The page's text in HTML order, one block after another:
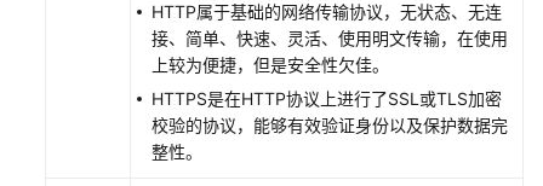
HTTP属于基础的网络传输协议，无状态、无连
接、简单、快速、灵活、使用明文传输，在使用
上较为便捷，但是安全性欠佳。
HTTPS是在HTTP协议上进行了SSL或TLS加密
校验的协议，能够有效验证身份以及保护数据完
整性。